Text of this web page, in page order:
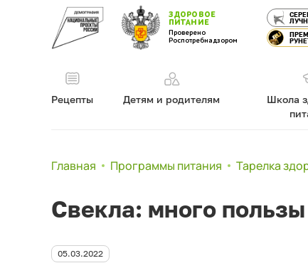
ЗДОРОВОЕ
ПИТАНИЕ
Проверено
Роспотребнадзором
Рецепты Детям и родителям
Школа
Главная Программы питания Тарелка
Свекла: много
05.03.2022